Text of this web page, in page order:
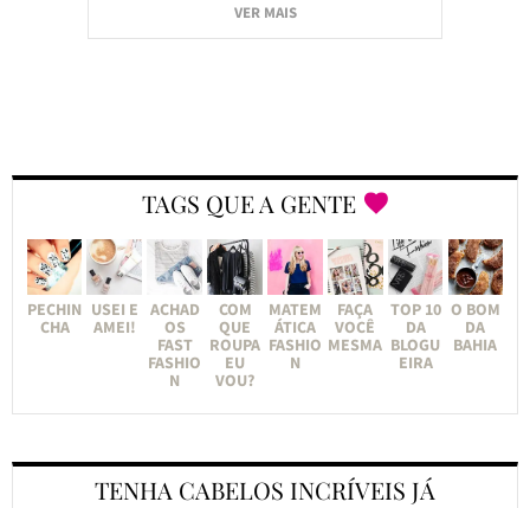
VER MAIS
TAGS QUE A GENTE
PECHIN
CHA
USEI E
AMEI!
ACHAD
OS
FAST
FASHIO
N
COM
QUE
ROUPA
EU
VOU?
MATEM
ÁTICA
FASHIO
N
FAÇA
VOCÊ
MESMA
TOP 10
DA
BLOGU
EIRA
O BOM
DA
BAHIA
TENHA CABELOS INCRÍVEIS JÁ